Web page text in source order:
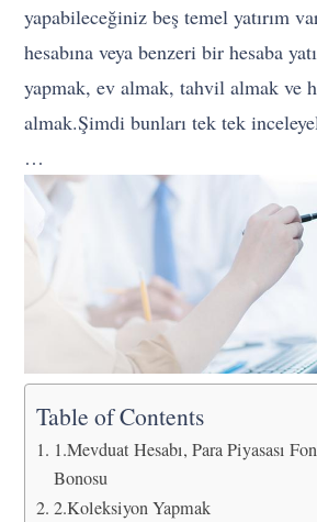
yapabileceğiniz beş temel yatırım
hesabına veya benzeri bir hesaba
yapmak, ev almak, tahvil almak ve
almak.Şimdi bunları tek tek
…
Table of Contents
1.Mevduat Hesabı, Para Piyasası
Bonosu
2.Koleksiyon Yapmak